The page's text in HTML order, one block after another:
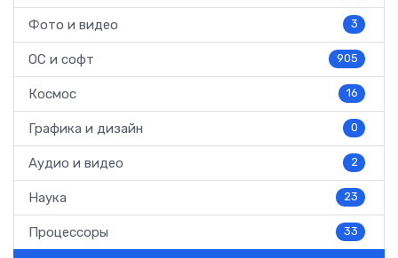
Фото и видео 3
ОС и софт 905
Космос 16
Графика и дизайн 0
Аудио и видео 2
Наука 23
Процессоры 33